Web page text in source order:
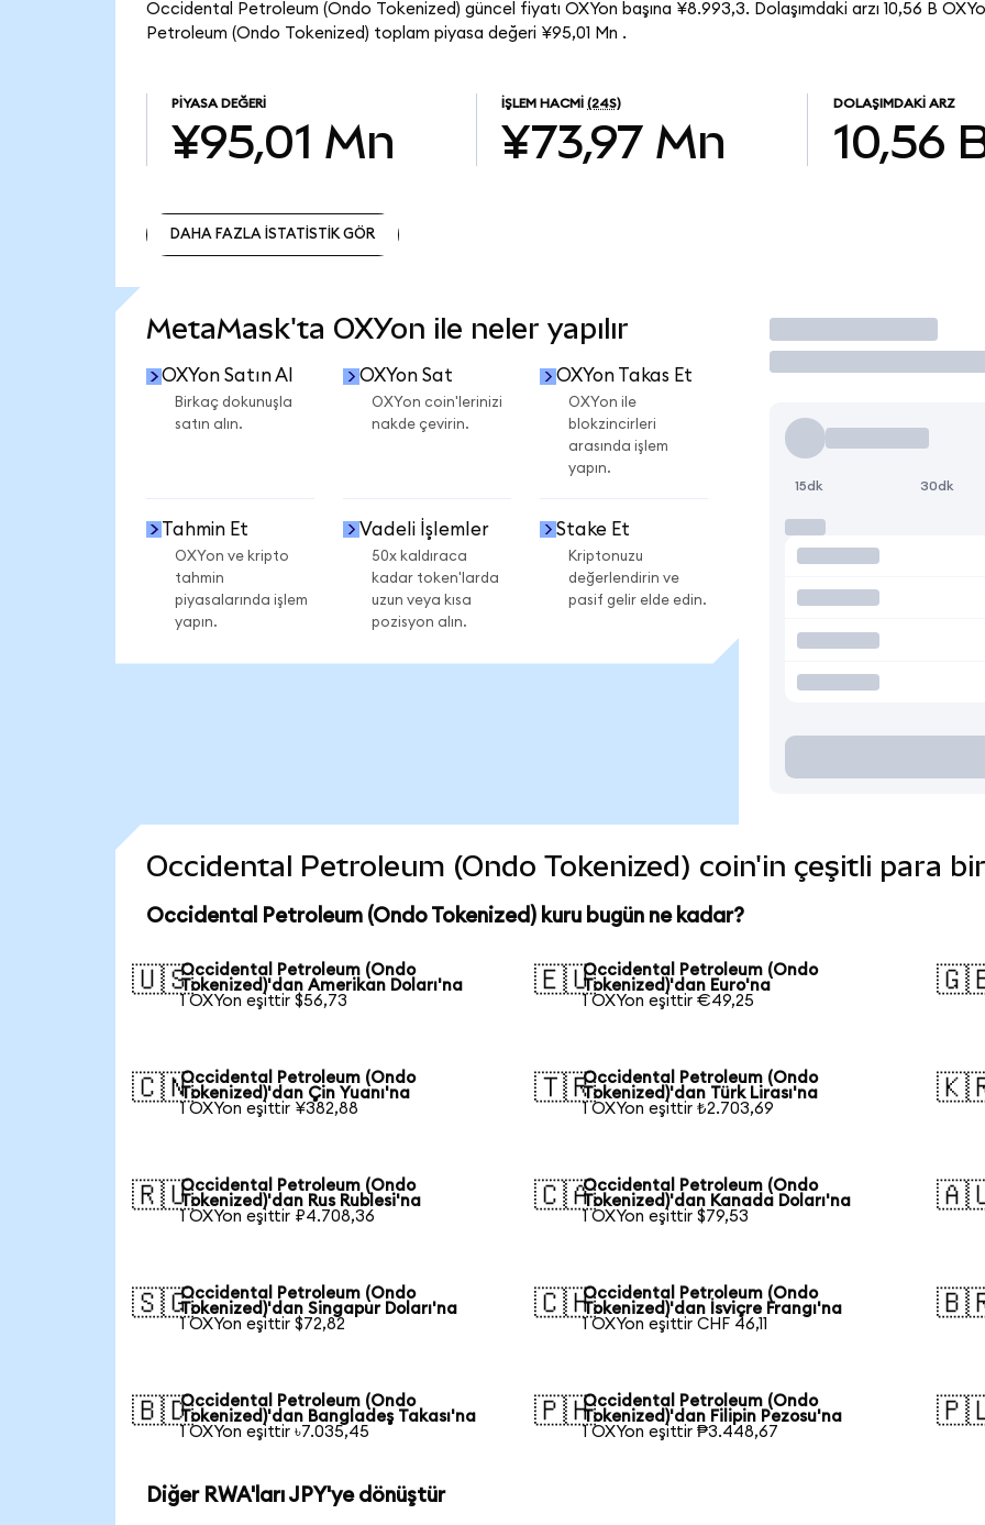
Occidental Petroleum (Ondo Tokenized) güncel fiyatı OXYon başına ¥8.993,3. Dolaşımdaki arzı 10,56 B
Petroleum (Ondo Tokenized) toplam piyasa değeri ¥95,01 Mn .
PIYASA DEĞERI
¥95,01 Mn
İŞLEM HACMI (24S)
¥73,97 Mn
DOLAŞIMDAKI ARZ
10,56
DAHA FAZLA İSTATİSTİK GÖR
MetaMask'ta OXYon ile neler yapılır
OXYon Satın Al
Birkaç dokunuşla
satın alın.
OXYon Sat
OXYon coin'lerinizi
nakde çevirin.
OXYon Takas Et
OXYon ile
blokzincirleri
arasında işlem
yapın.
Tahmin Et
OXYon ve kripto
tahmin
piyasalarında işlem
yapın.
Vadeli İşlemler
50x kaldıraca
kadar token'larda
uzun veya kısa
pozisyon alın.
Stake Et
Kriptonuzu
değerlendirin ve
pasif gelir elde edin.
İşlem Yap
15dk 30dk
Occidental Petroleum (Ondo Tokenized) coin'in çeşitli para
Occidental Petroleum (Ondo Tokenized) kuru bugün ne kadar?
🇺🇸Occidental Petroleum (Ondo
Tokenized)'dan Amerikan Doları'na
1 OXYon eşittir $56,73
🇪🇺Occidental Petroleum (Ondo
Tokenized)'dan Euro'na
1 OXYon eşittir €49,25
🇨🇳Occidental Petroleum (Ondo
Tokenized)'dan Çin Yuanı'na
1 OXYon eşittir ¥382,88
🇹🇷Occidental Petroleum (Ondo
Tokenized)'dan Türk Lirası'na
1 OXYon eşittir ₺2.703,69
🇷🇺Occidental Petroleum (Ondo
Tokenized)'dan Rus Rublesi'na
1 OXYon eşittir ₽4.708,36
🇨🇦Occidental Petroleum (Ondo
Tokenized)'dan Kanada Doları'na
1 OXYon eşittir $79,53
🇸🇬Occidental Petroleum (Ondo
Tokenized)'dan Singapur Doları'na
1 OXYon eşittir $72,82
🇨🇭Occidental Petroleum (Ondo
Tokenized)'dan İsviçre Frangı'na
1 OXYon eşittir CHF 46,11
🇧🇩Occidental Petroleum (Ondo
Tokenized)'dan Bangladeş Takası'na
1 OXYon eşittir ৳7.035,45
🇵🇭Occidental Petroleum (Ondo
Tokenized)'dan Filipin Pezosu'na
1 OXYon eşittir ₱3.448,67
Diğer RWA'ları JPY'ye dönüştür